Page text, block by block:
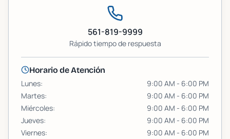
561-819-9999
Rápidotiempo de respuesta
Horario de Atención
Lunes:
9:00 AM - 6:00 PM
Martes:
9:00 AM - 6:00 PM
Miércoles:
9:00 AM - 6:00 PM
Jueves:
9:00 AM - 6:00 PM
Viernes:
9:00 AM - 6:00 PM